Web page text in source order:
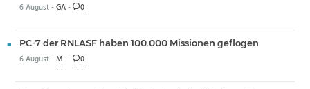
6 August -GA- 0
PC-7 der RNLASF haben 100.000 Missionen geflogen
6 August -M-- 0